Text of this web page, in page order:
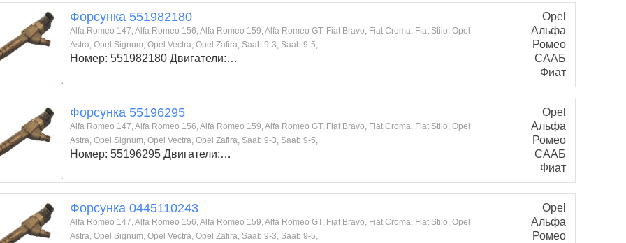
Форсунка 551982180
Alfa Romeo 147, Alfa Romeo 156, Alfa Romeo 159, Alfa Romeo GT, Fiat Bravo, Fiat Croma, Fiat Stilo, Opel
Astra, Opel Signum, Opel Vectra, Opel Zafira, Saab 9-3, Saab 9-5,
Номер: 551982180 Двигатели:…
Opel
Альфа
Ромео
СААБ
Фиат
Форсунка 55196295
Alfa Romeo 147, Alfa Romeo 156, Alfa Romeo 159, Alfa Romeo GT, Fiat Bravo, Fiat Croma, Fiat Stilo, Opel
Astra, Opel Signum, Opel Vectra, Opel Zafira, Saab 9-3, Saab 9-5,
Номер: 55196295 Двигатели:…
Opel
Альфа
Ромео
СААБ
Фиат
Форсунка 0445110243
Alfa Romeo 147, Alfa Romeo 156, Alfa Romeo 159, Alfa Romeo GT, Fiat Bravo, Fiat Croma, Fiat Stilo, Opel
Astra, Opel Signum, Opel Vectra, Opel Zafira, Saab 9-3, Saab 9-5,
Opel
Альфа
Ромео